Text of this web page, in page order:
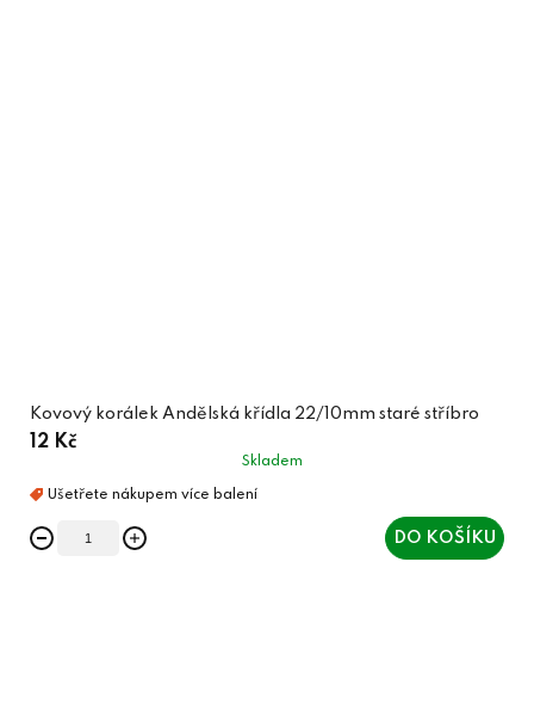
Kovový korálek Andělská křídla 22/10mm staré stříbro
12 Kč
Skladem
DO KOŠÍKU